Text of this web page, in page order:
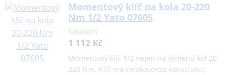
Momentový klíč na kola 20-220
Nm 1/2 Yato 07605
Skladem
1 112 Kč
Momentový klíč 1/2 nejen na výměnu kol 20-
220 Nm. Klíč má celokovovou konstrukci,